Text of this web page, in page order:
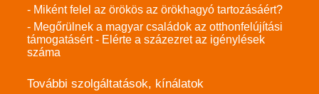
- Miként felel az örökös az örökhagyó tartozásáért?
- Megőrülnek a magyar családok az otthonfelújítási
támogatásért - Elérte a százezret az igénylések
száma
További szolgáltatások, kínálatok